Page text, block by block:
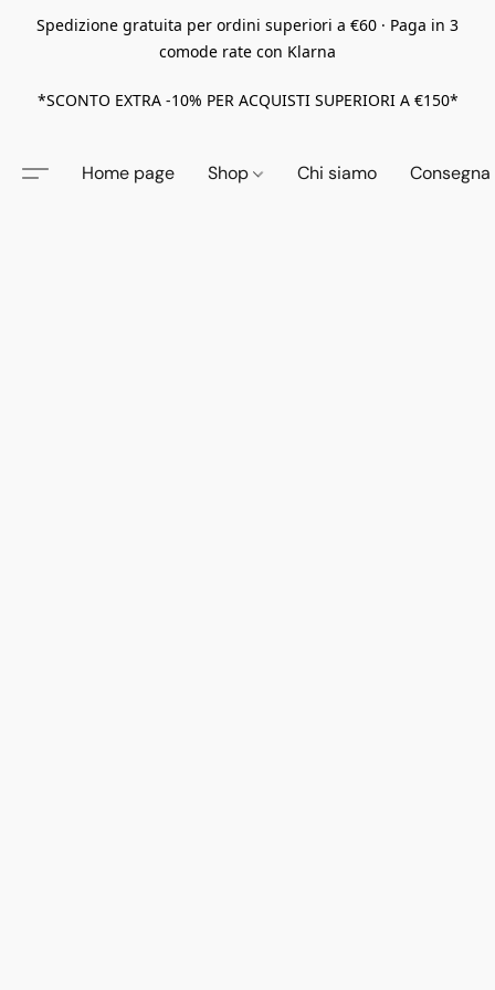
Spedizione gratuita per ordini superiori a €60 · Paga in 3
comode rate con Klarna
*SCONTO EXTRA -10% PER ACQUISTI SUPERIORI A €150*
Home page Shop Chi siamo Consegna